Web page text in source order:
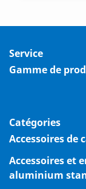
Service
Gamme de
Catégories
Accessoires de
Accessoires et
aluminium